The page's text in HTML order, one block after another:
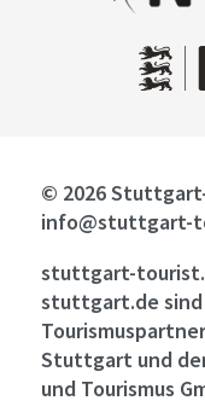
© 2026
info@stuttgart-
stuttgart-
stuttgart.de sind
Stuttgart und
und Tourismus